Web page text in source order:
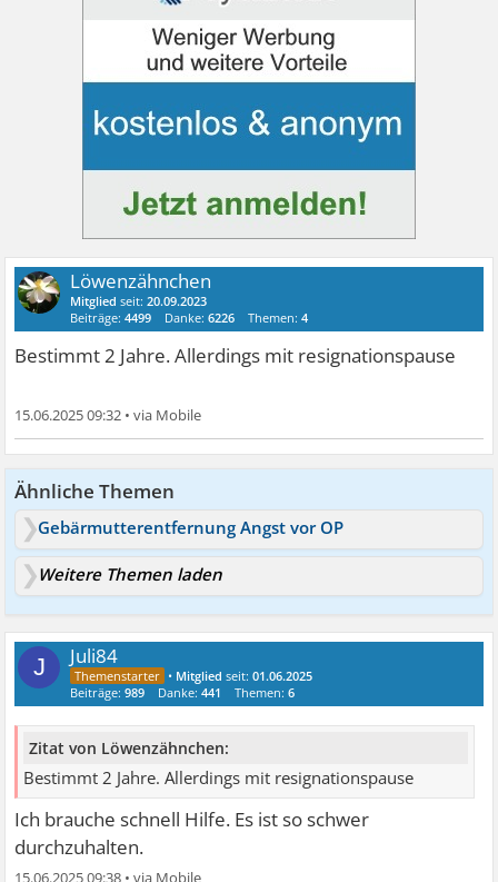
Löwenzähnchen
Mitglied seit:20.09.2023
Beiträge:4499 Danke:6226 Themen:4
Bestimmt 2 Jahre. Allerdings mit resignationspause
15.06.2025 09:32 •
Ähnliche Themen
Gebärmutterentfernung Angst vor OP
Weitere Themen laden
J Juli84
• Mitglied seit:01.06.2025
Beiträge:989 Danke:441 Themen:6
Zitat von Löwenzähnchen:
Bestimmt 2 Jahre. Allerdings mit resignationspause
Ich brauche schnell Hilfe. Es ist so schwer
durchzuhalten.
15.06.2025 09:38 •